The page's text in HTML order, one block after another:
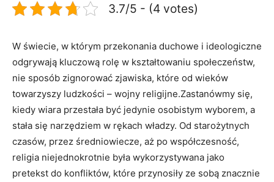
3.7/5 - (4 votes)
W świecie, w którym przekonania duchowe i ideologiczne
odgrywają kluczową rolę w kształtowaniu społeczeństw,
nie sposób zignorować zjawiska, które od wieków
towarzyszy ludzkości – wojny religijne.Zastanówmy się,
kiedy wiara przestała być jedynie osobistym wyborem, a
stała się narzędziem w rękach władzy. Od starożytnych
czasów, przez średniowiecze, aż po współczesność,
religia niejednokrotnie była wykorzystywana jako
pretekst do konfliktów, które przynosiły ze sobą znacznie